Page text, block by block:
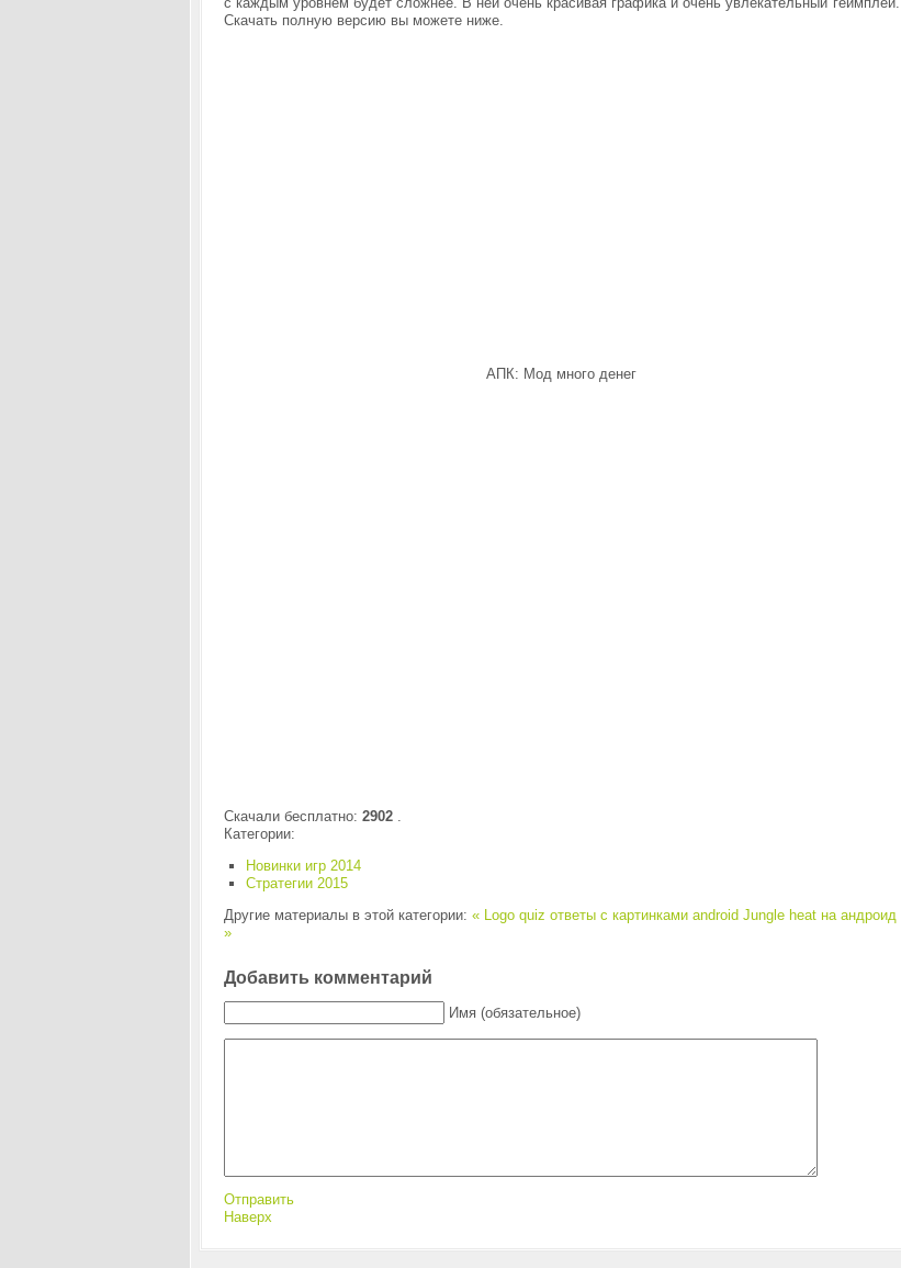
Скачать полную версию вы можете ниже.
АПК: Мод много денег
Скачали бесплатно: 2902.
Категории:
Новинки игр 2014
Стратегии 2015
Другие материалы в этой категории: « Logo quiz ответы с картинками android Jungle heat на андроид
»
Добавить комментарий
Имя (обязательное)
Отправить
Наверх